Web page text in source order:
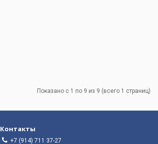
Показано с 1 по 9 из 9 (всего 1 страниц)
Контакты
+7 (914) 711 37-27